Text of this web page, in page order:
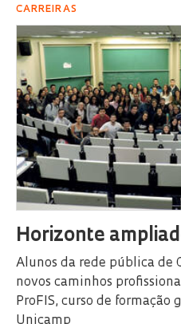
CARREIRAS
Horizonte
Alunos da rede pública de
novos caminhos
ProFIS, curso de formação
Unicamp